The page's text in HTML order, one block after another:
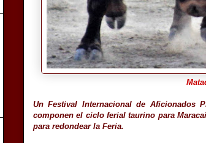
Un Festival Internacional de Aficionados
componen el ciclo ferial taurino para
para redondear la Feria.